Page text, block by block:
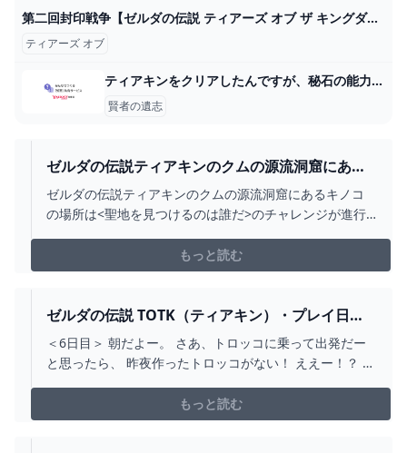
第二回封印戦争【ゼルダの伝説 ティアーズ オブ ザ キングダム】＃８７ - YouTube
ティアーズ オブ
ティアキンをクリアしたんですが、秘石の能力の力を倍加させると... - Yahoo!知恵袋
賢者の遺志
ゼルダの伝説ティアキンのクムの源流洞窟にある
キノコの場所は<聖地を見つけるのは... - YAHOO!
知恵袋
ゼルダの伝説ティアキンのクムの源流洞窟にあるキノコ
の場所は<聖地を見つけるのは誰だ>のチャレンジが進行
私はチャレンジを受ける前に行きましたよ。
もっと読む
ゼルダの伝説 TOTK（ティアキン）・プレイ日
記 ６日目/７日目 - ちょっとしたゲーム日記：楽
天ブログ
＜6日目＞ 朝だよー。 さあ、トロッコに乗って出発だー
と思ったら、 昨夜作ったトロッコがない！ ええー！？ あ
時間が経つと元に戻っちゃうのかな？ しゃーない、作り
直しだ。 1回作ったから作り直すのにさほど時間はかから
もっと読む